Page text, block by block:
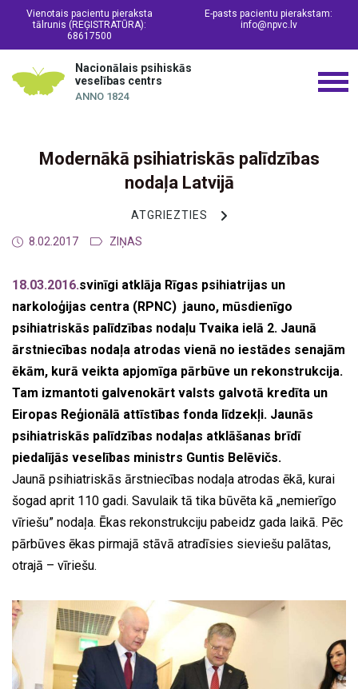
Vienotais pacientu pieraksta
tālrunis (REĢISTRATŪRA):
68617500
E-pasts pacientu pierakstam:
info@npvc.lv
Nacionālais psihiskās
veselības centrs
ANNO 1824
Modernākā psihiatriskās palīdzības
nodaļa Latvijā
ATGRIEZTIES
8.02.2017 ZIŅAS
18.03.2016.svinīgi atklāja Rīgas psihiatrijas un
narkoloģijas centra (RPNC) jauno, mūsdienīgo
psihiatriskās palīdzības nodaļu Tvaika ielā 2. Jaunā
ārstniecības nodaļa atrodas vienā no iestādes senajām
ēkām, kurā veikta apjomīga pārbūve un rekonstrukcija.
Tam izmantoti galvenokārt valsts galvotā kredīta un
Eiropas Reģionālā attīstības fonda līdzekļi. Jaunās
psihiatriskās palīdzības nodaļas atklāšanas brīdī
piedalījās veselības ministrs Guntis Belēvičs.
Jaunā psihiatriskās ārstniecības nodaļa atrodas ēkā, kurai
šogad aprit 110 gadi. Savulaik tā tika būvēta kā „nemierīgo
vīriešu” nodaļa. Ēkas rekonstrukciju pabeidz gada laikā. Pēc
pārbūves ēkas pirmajā stāvā atradīsies sieviešu palātas,
otrajā – vīriešu.